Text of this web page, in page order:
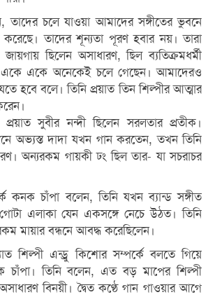
তাদের চলে যাওয়া আমাদের সঙ্গীতের ভুবনে
করেছে। তাদের শূন্যতা পূরণ হবার নয়। তারা
ছিলেন অসাধারণ, ছিল ব্যতিক্রমধর্মী
একে একে অনেকেই চলে গেছেন। আমাদেরও
হবে বলে। তিনি প্রয়াত তিন শিল্পীর আত্মার
সুবীর নন্দী ছিলেন সরলতার প্রতীক।
অভ্যস্ত দাদা যখন গান করতেন, তখন তিনি
অন্যরকম গায়কী ঢং ছিল তার- যা সচরাচর
কনক চাঁপা বলেন, তিনি যখন ব্যান্ড সঙ্গীত
এলাকা যেন একসঙ্গে নেচে উঠত। তিনি
মায়ার বন্ধনে আবদ্ধ করেছিলেন।
শিল্পী এন্ড্রু কিশোর সম্পর্কে বলতে গিয়ে
তিনি বলেন, এত বড় মাপের শিল্পী
বিনয়ী। দ্বৈত কণ্ঠে গান গাওয়ার আগে